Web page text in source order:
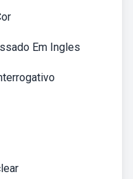
Em Ingles